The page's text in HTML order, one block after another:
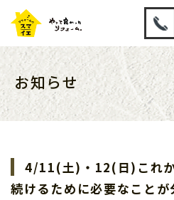
お知らせ
4/11(土)・12(日)これ
続けるために必要なこと